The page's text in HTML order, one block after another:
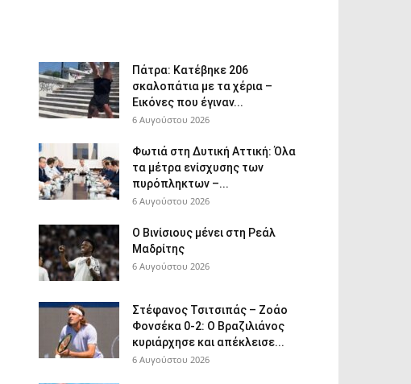
Πάτρα: Κατέβηκε 206
σκαλοπάτια με τα χέρια –
Εικόνες που έγιναν...
6 Αυγούστου 2026
Φωτιά στη Δυτική Αττική: Όλα
τα μέτρα ενίσχυσης των
πυρόπληκτων –...
6 Αυγούστου 2026
Ο Βινίσιους μένει στη Ρεάλ
Μαδρίτης
6 Αυγούστου 2026
Στέφανος Τσιτσιπάς – Ζοάο
Φονσέκα 0-2: Ο Βραζιλιάνος
κυριάρχησε και απέκλεισε...
6 Αυγούστου 2026